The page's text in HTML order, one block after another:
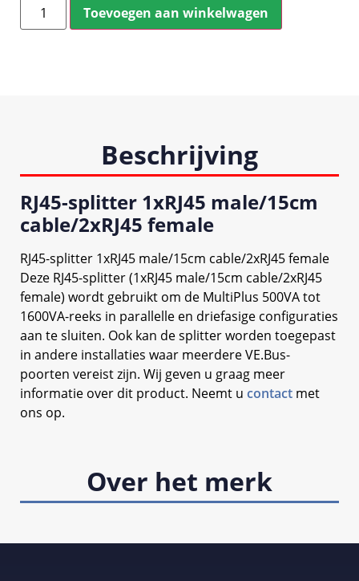
Toevoegen aan winkelwagen
Beschrijving
Over het merk
RJ45-splitter 1xRJ45 male/15cm
cable/2xRJ45 female
RJ45-splitter 1xRJ45 male/15cm cable/2xRJ45 female
Deze RJ45-splitter (1xRJ45 male/15cm cable/2xRJ45
female) wordt gebruikt om de MultiPlus 500VA tot
1600VA-reeks in parallelle en driefasige configuraties
aan te sluiten. Ook kan de splitter worden toegepast
in andere installaties waar meerdere VE.Bus-
poorten vereist zijn. Wij geven u graag meer
informatie over dit product. Neemt u contact met
ons op.